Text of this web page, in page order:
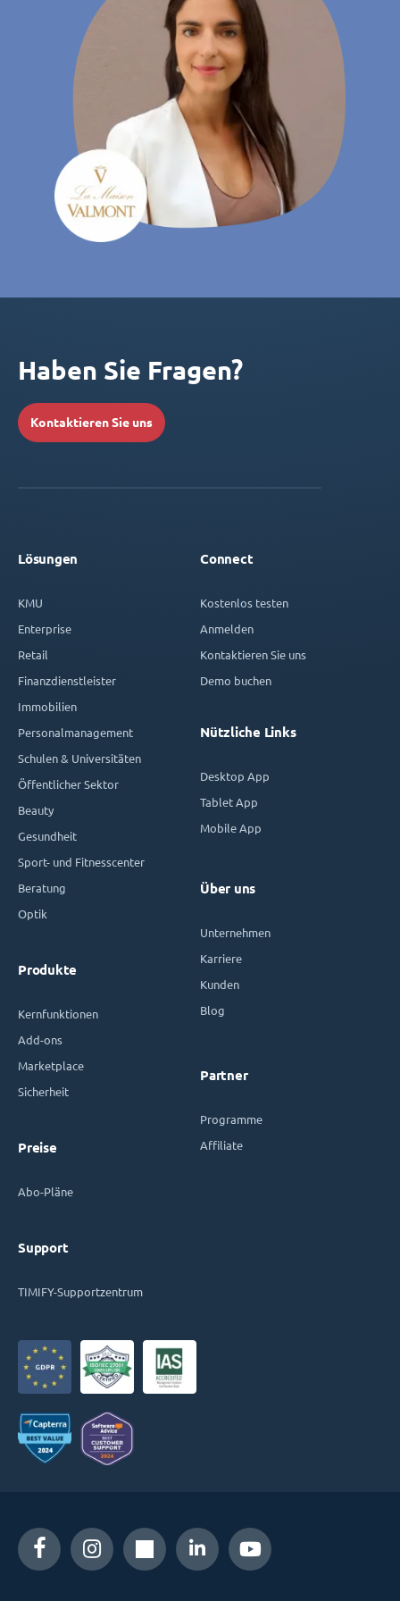
Haben Sie Fragen?
Kontaktieren Sie uns
Lösungen
KMU
Enterprise
Retail
Finanzdienstleister
Immobilien
Personalmanagement
Schulen & Universitäten
Öffentlicher Sektor
Beauty
Gesundheit
Sport- und Fitnesscenter
Beratung
Optik
Produkte
Kernfunktionen
Add-ons
Marketplace
Sicherheit
Preise
Abo-Pläne
Support
TIMIFY-Supportzentrum
Connect
Kostenlos testen
Anmelden
Kontaktieren Sie uns
Demo buchen
Nützliche Links
Desktop App
Tablet App
Mobile App
Über uns
Unternehmen
Karriere
Kunden
Blog
Partner
Programme
Affiliate